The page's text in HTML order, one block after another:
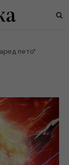
лето"